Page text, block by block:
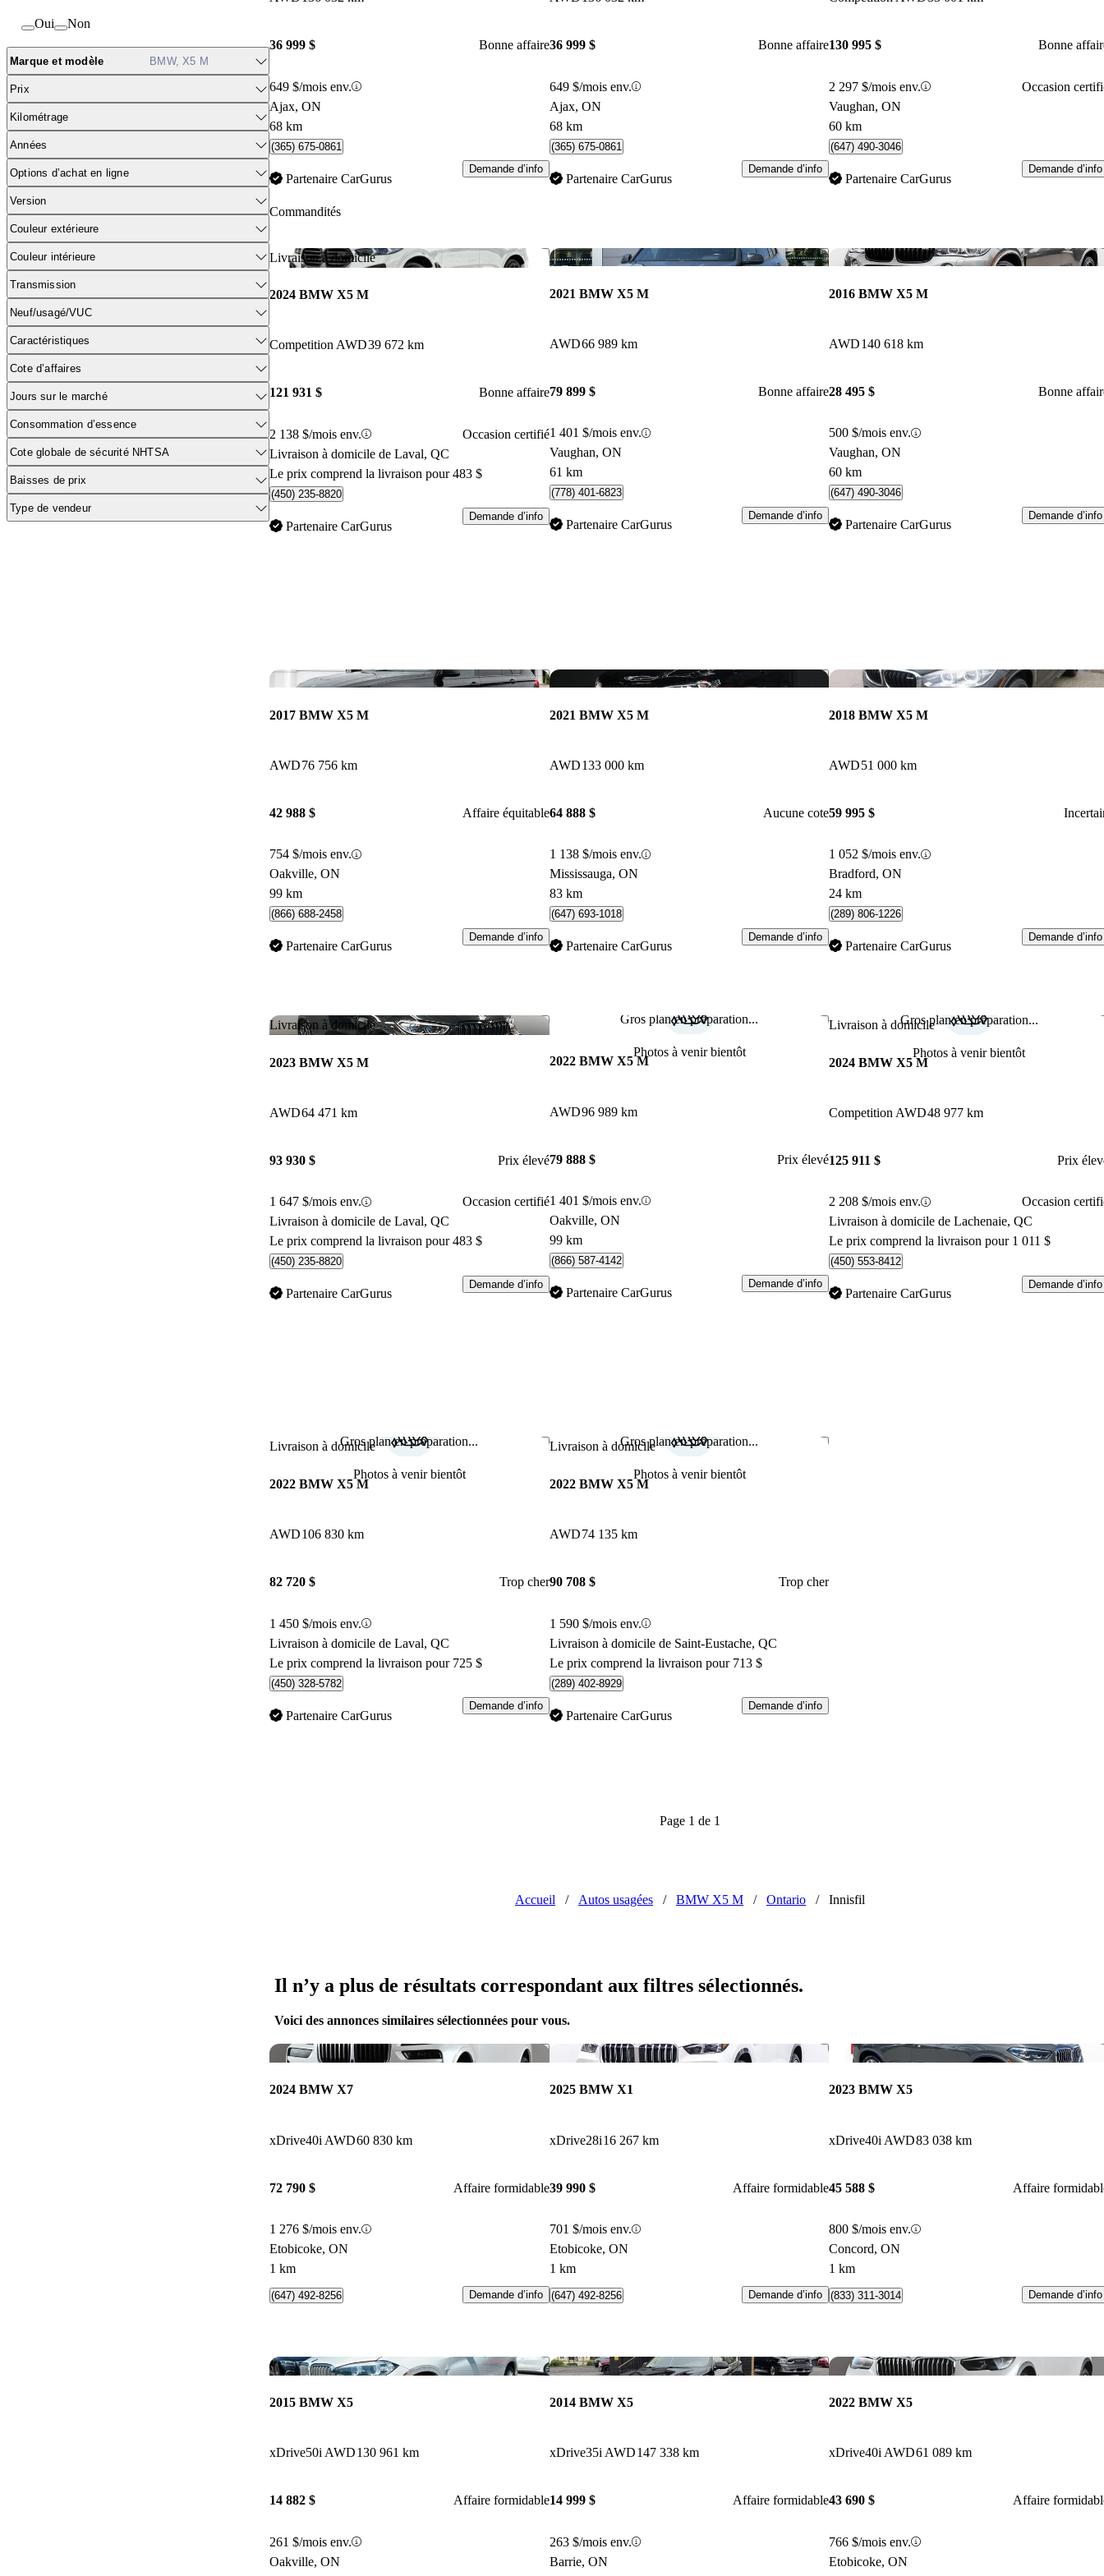
Oui Non
Marque et modèle BMW, X5 M
Prix
Kilométrage
Années
Options d’achat en ligne
Version
Couleur extérieure
Couleur intérieure
Transmission
Neuf/usagé/VUC
Caractéristiques
Cote d’affaires
Jours sur le marché
Consommation d’essence
Cote globale de sécurité NHTSA
Baisses de prix
Type de vendeur
36 999 $ Bonne affaire
649 $/mois env.
Ajax, ON
68 km
(365) 675-0861
Partenaire CarGurus
Demande d’info
Commandités
36 999 $ Bonne affaire
649 $/mois env.
Ajax, ON
68 km
(365) 675-0861
Partenaire CarGurus
Demande d’info
130 995 $ Bonne
2 297 $/mois env.
Occasion
Vaughan, ON
60 km
(647) 490-3046
Partenaire CarGurus
Demande d’info
Livraison à domicile Enregistrer cette annonce
2024 BMW X5 M
Competition AWD39 672 km
121 931 $ Bonne affaire
2 138 $/mois env.
Occasion certifié
Livraison à domicile de Laval, QC
Le prix comprend la livraison pour 483 $
(450) 235-8820
Partenaire CarGurus
Demande d’info
Enregistrer cette annonce
2021 BMW X5 M
AWD66 989 km
79 899 $ Bonne affaire
1 401 $/mois env.
Vaughan, ON
61 km
(778) 401-6823
Partenaire CarGurus
Demande d’info
2016 BMW X5 M
AWD140 618 km
28 495 $ Bonne
500 $/mois env.
Vaughan, ON
60 km
(647) 490-3046
Partenaire CarGurus
Demande d’info
Enregistrer cette annonce
2017 BMW X5 M
AWD76 756 km
42 988 $ Affaire équitable
754 $/mois env.
Oakville, ON
99 km
(866) 688-2458
Partenaire CarGurus
Demande d’info
Enregistrer cette annonce
2021 BMW X5 M
AWD133 000 km
64 888 $ Aucune cote
1 138 $/mois env.
Mississauga, ON
83 km
(647) 693-1018
Partenaire CarGurus
Demande d’info
2018 BMW X5 M
AWD51 000 km
59 995 $
1 052 $/mois env.
Bradford, ON
24 km
(289) 806-1226
Partenaire CarGurus
Demande d’info
Livraison à domicile Enregistrer cette annonce
2023 BMW X5 M
AWD64 471 km
93 930 $ Prix élevé
1 647 $/mois env.
Occasion certifié
Livraison à domicile de Laval, QC
Le prix comprend la livraison pour 483 $
(450) 235-8820
Partenaire CarGurus
Demande d’info
Gros plan en préparation...
Photos à venir bientôt
Enregistrer cette annonce
2022 BMW X5 M
AWD96 989 km
79 888 $ Prix élevé
1 401 $/mois env.
Oakville, ON
99 km
(866) 587-4142
Partenaire CarGurus
Demande d’info
Gros plan en préparation...
Photos à venir bientôt
Livraison à domicile
2024 BMW X5 M
Competition AWD48 977 km
125 911 $ Prix
2 208 $/mois env.
Occasion
Livraison à domicile de Lachenaie, QC
Le prix comprend la livraison pour 1 011 $
(450) 553-8412
Partenaire CarGurus
Demande d’info
Gros plan en préparation...
Photos à venir bientôt
Livraison à domicile Enregistrer cette annonce
2022 BMW X5 M
AWD106 830 km
82 720 $ Trop cher
1 450 $/mois env.
Livraison à domicile de Laval, QC
Le prix comprend la livraison pour 725 $
(450) 328-5782
Partenaire CarGurus
Demande d’info
Gros plan en préparation...
Photos à venir bientôt
Livraison à domicile Enregistrer cette annonce
2022 BMW X5 M
AWD74 135 km
90 708 $ Trop cher
1 590 $/mois env.
Livraison à domicile de Saint-Eustache, QC
Le prix comprend la livraison pour 713 $
(289) 402-8929
Partenaire CarGurus
Demande d’info
Page 1 de 1
Accueil / Autos usagées / BMW X5 M / Ontario / Innisfil
Il n’y a plus de résultats correspondant aux filtres sélectionnés.
Voici des annonces similaires sélectionnées pour vous.
Enregistrer cette annonce
2024 BMW X7
xDrive40i AWD60 830 km
72 790 $ Affaire formidable
1 276 $/mois env.
Etobicoke, ON
1 km
(647) 492-8256 Demande d’info
Enregistrer cette annonce
2025 BMW X1
xDrive28i16 267 km
39 990 $ Affaire formidable
701 $/mois env.
Etobicoke, ON
1 km
(647) 492-8256 Demande d’info
2023 BMW X5
xDrive40i AWD83 038 km
45 588 $ Affaire
800 $/mois env.
Concord, ON
1 km
(833) 311-3014 Demande d’info
Enregistrer cette annonce
2015 BMW X5
xDrive50i AWD130 961 km
14 882 $ Affaire formidable
261 $/mois env.
Oakville, ON
Enregistrer cette annonce
2014 BMW X5
xDrive35i AWD147 338 km
14 999 $ Affaire formidable
263 $/mois env.
Barrie, ON
2022 BMW X5
xDrive40i AWD61 089 km
43 690 $ Affaire
766 $/mois env.
Etobicoke, ON